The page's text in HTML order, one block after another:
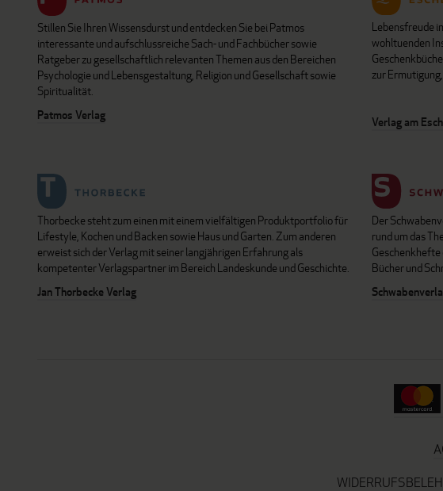
Stillen Sie Ihren Wissensdurst und entdecken Sie bei Patmos
interessante und aufschlussreiche Sach- und Fachbücher sowie
Ratgeber zu gesellschaftlich relevanten Themen aus den Bereichen
Psychologie und Lebensgestaltung, Religion und Gesellschaft sowie
Spiritualität.
Patmos Verlag
Lebensfreude
wohltuenden
zur
Verlag am
Thorbecke steht zum einen mit einem vielfältigen Produktportfolio für
Lifestyle, Kochen und Backen sowie Haus und Garten. Zum anderen
erweist sich der Verlag mit seiner langjährigen Erfahrung als
kompetenter Verlagspartner im Bereich Landeskunde und Geschichte.
Jan Thorbecke Verlag
Der
rund um das
Bücher und